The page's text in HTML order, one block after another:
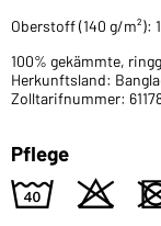
Oberstoff (140 g/m²):
100% gekämmte,
Herkunftsland:
Zolltarifnummer:
Pflege
8 o